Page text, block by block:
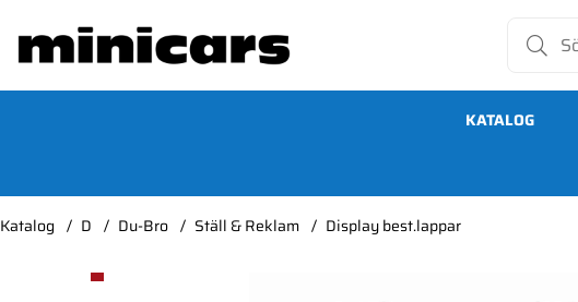
KATALOG
Katalog D Du-Bro Ställ & Reklam Display best.lappar
Produktbilder Display best.lappar